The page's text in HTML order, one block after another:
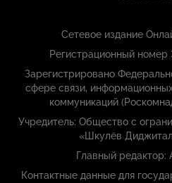
Сетевое издание
Регистрационный
Зарегистрировано
сфере связи,
коммуникаций
Учредитель: Общество с
«Шкулёв
Главный редактор:
Контактные данные для